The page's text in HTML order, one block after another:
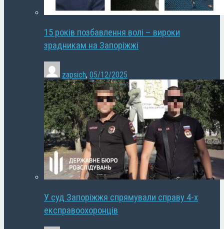
15 років позбавлення волі – вироки
зрадникам на Запоріжжі
zapsich, 05/12/2025
У суд Запоріжжя спрямували справу 4-х
експравоохоронців